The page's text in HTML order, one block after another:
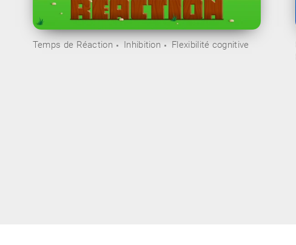
Temps de Réaction Inhibition Flexibilité cognitive